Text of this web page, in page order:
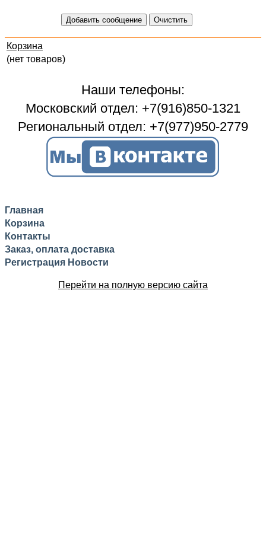
Корзина
(нет товаров)
Наши телефоны:
Московский отдел: +7(916)850-1321
Региональный отдел: +7(977)950-2779
Главная
Корзина
Контакты
Заказ, оплата доставка
Регистрация Новости
Перейти на полную версию сайта